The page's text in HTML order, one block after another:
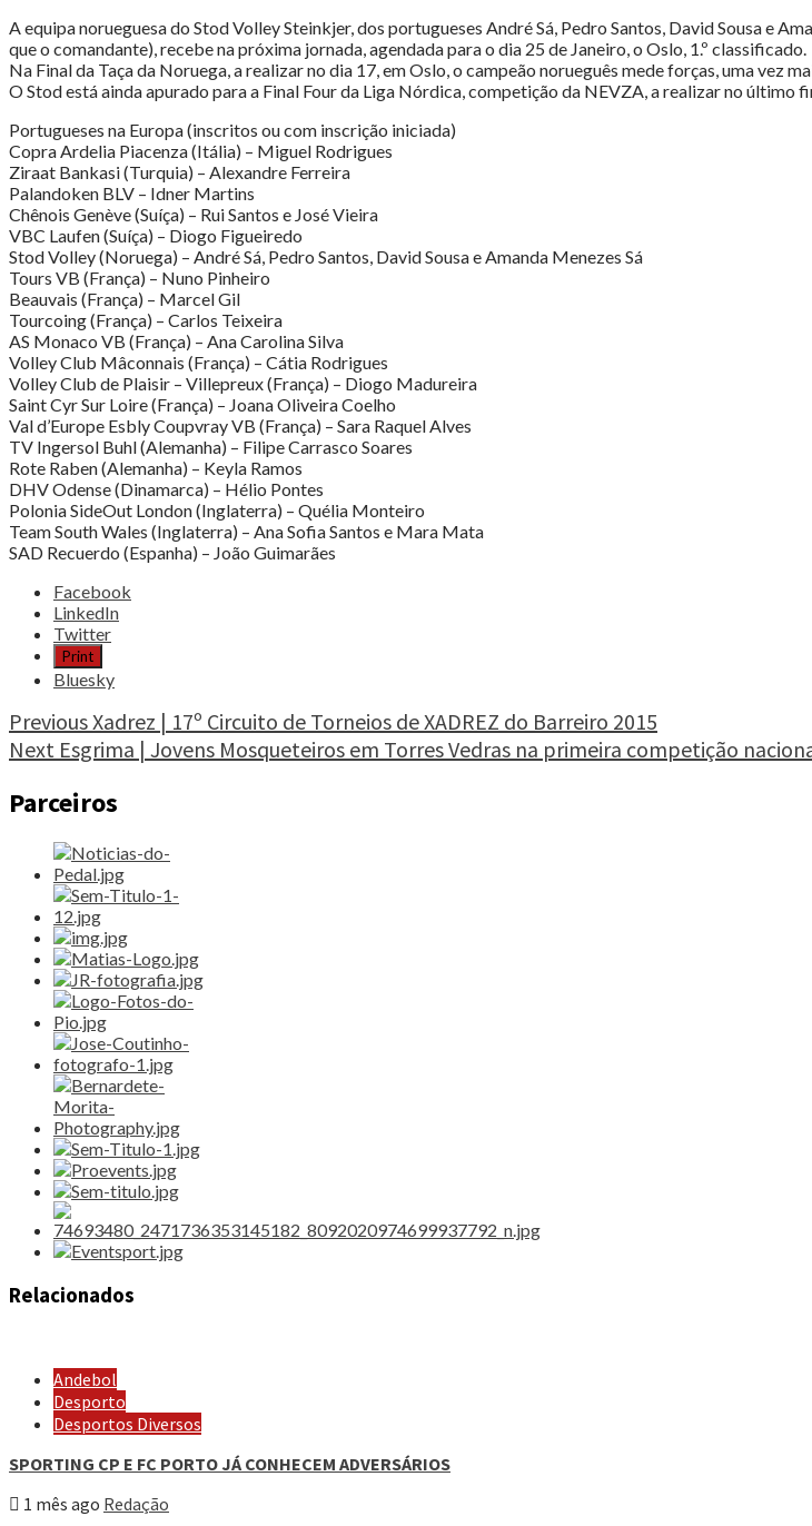
A equipa norueguesa do Stod Volley Steinkjer, dos portugueses André Sá, Pedro Santos, David Sousa e
que o comandante), recebe na próxima jornada, agendada para o dia 25 de Janeiro, o Oslo, 1.º classificado.
Na Final da Taça da Noruega, a realizar no dia 17, em Oslo, o campeão norueguês mede forças, uma vez
O Stod está ainda apurado para a Final Four da Liga Nórdica, competição da NEVZA, a realizar no
Portugueses na Europa (inscritos ou com inscrição iniciada)
Copra Ardelia Piacenza (Itália) – Miguel Rodrigues
Ziraat Bankasi (Turquia) – Alexandre Ferreira
Palandoken BLV – Idner Martins
Chênois Genève (Suíça) – Rui Santos e José Vieira
VBC Laufen (Suíça) – Diogo Figueiredo
Stod Volley (Noruega) – André Sá, Pedro Santos, David Sousa e Amanda Menezes Sá
Tours VB (França) – Nuno Pinheiro
Beauvais (França) – Marcel Gil
Tourcoing (França) – Carlos Teixeira
AS Monaco VB (França) – Ana Carolina Silva
Volley Club Mâconnais (França) – Cátia Rodrigues
Volley Club de Plaisir – Villepreux (França) – Diogo Madureira
Saint Cyr Sur Loire (França) – Joana Oliveira Coelho
Val d’Europe Esbly Coupvray VB (França) – Sara Raquel Alves
TV Ingersol Buhl (Alemanha) – Filipe Carrasco Soares
Rote Raben (Alemanha) – Keyla Ramos
DHV Odense (Dinamarca) – Hélio Pontes
Polonia SideOut London (Inglaterra) – Quélia Monteiro
Team South Wales (Inglaterra) – Ana Sofia Santos e Mara Mata
SAD Recuerdo (Espanha) – João Guimarães
Share
post
"Voleibol
Portugueses
na
europa"
Facebook
LinkedIn
Twitter
Print
Bluesky
Continue
Reading
PreviousXadrez | 17º Circuito de Torneios de XADREZ do Barreiro 2015
Next Esgrima | Jovens Mosqueteiros em Torres Vedras na primeira competição
Parceiros
Relacionados
Andebol
Desporto
Desportos Diversos
SPORTING CP E FC PORTO JÁ CONHECEM ADVERSÁRIOS
1 mês ago Redação